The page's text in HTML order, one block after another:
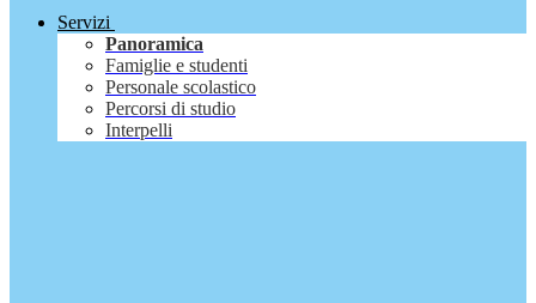
Servizi
Panoramica
Famiglie e studenti
Personale scolastico
Percorsi di studio
Interpelli